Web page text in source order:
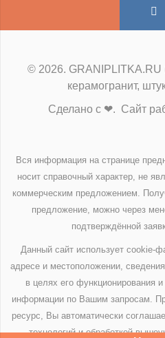
© 2026. GRANIPLITKA.RU
керамогранит,
Сделано с ❤. Сайт
Вся информация на странице
носит справочный характер, не
коммерческим предложением.
предложение, можно через
подтверждённой
Данный сайт использует cookie-
адресе и местоположении,
в целях его функционирования
информации по Вашим запросам.
ресурс, Вы автоматически
технологий и обработкой